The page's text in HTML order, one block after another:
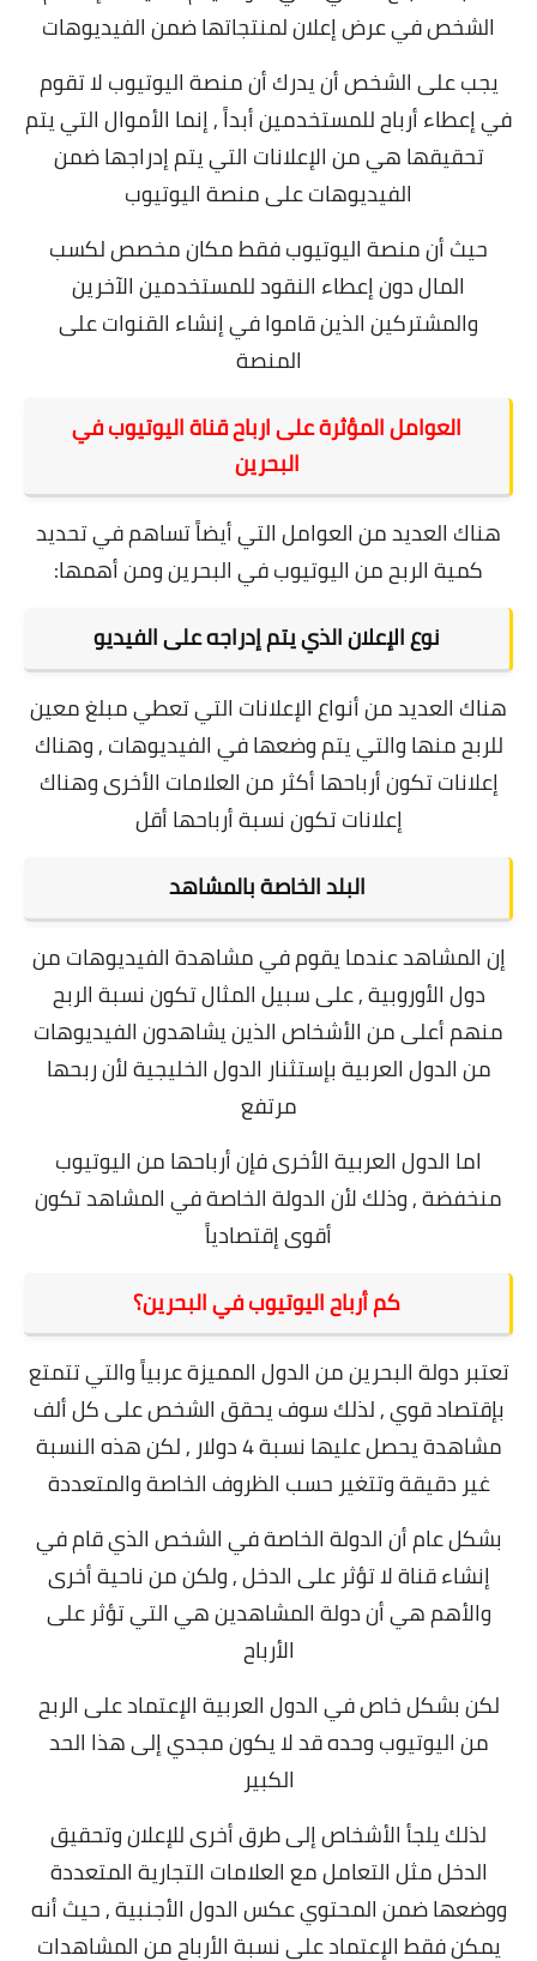
الشخص في عرض إعلان لمنتجاتها ضمن الفيديوهات
يجب على الشخص أن يدرك أن منصة اليوتيوب لا تقوم
في إعطاء أرباح للمستخدمين أبداً , إنما الأموال التي يتم
تحقيقها هي من الإعلانات التي يتم إدراجها ضمن
الفيديوهات على منصة اليوتيوب
حيث أن منصة اليوتيوب فقط مكان مخصص لكسب
المال دون إعطاء النقود للمستخدمين الآخرين
والمشتركين الذين قاموا في إنشاء القنوات على
المنصة
العوامل المؤثرة على ارباح قناة اليوتيوب في
البحرين
هناك العديد من العوامل التي أيضاً تساهم في تحديد
كمية الربح من اليوتيوب في البحرين ومن أهمها:
نوع الإعلان الذي يتم إدراجه على الفيديو
هناك العديد من أنواع الإعلانات التي تعطي مبلغ معين
للربح منها والتي يتم وضعها في الفيديوهات , وهناك
إعلانات تكون أرباحها أكثر من العلامات الأخرى وهناك
إعلانات تكون نسبة أرباحها أقل
البلد الخاصة بالمشاهد
إن المشاهد عندما يقوم في مشاهدة الفيديوهات من
دول الأوروبية , على سبيل المثال تكون نسبة الربح
منهم أعلى من الأشخاص الذين يشاهدون الفيديوهات
من الدول العربية بإستثنار الدول الخليجية لأن ربحها
مرتفع
اما الدول العربية الأخرى فإن أرباحها من اليوتيوب
منخفضة , وذلك لأن الدولة الخاصة في المشاهد تكون
أقوى إقتصادياً
كم أرباح اليوتيوب في البحرين؟
تعتبر دولة البحرين من الدول المميزة عربياً والتي تتمتع
بإقتصاد قوي , لذلك سوف يحقق الشخص على كل ألف
مشاهدة يحصل عليها نسبة 4 دولار , لكن هذه النسبة
غير دقيقة وتتغير حسب الظروف الخاصة والمتعددة
بشكل عام أن الدولة الخاصة في الشخص الذي قام في
إنشاء قناة لا تؤثر على الدخل , ولكن من ناحية أخرى
والأهم هي أن دولة المشاهدين هي التي تؤثر على
الأرباح
لكن بشكل خاص في الدول العربية الإعتماد على الربح
من اليوتيوب وحده قد لا يكون مجدي إلى هذا الحد
الكبير
لذلك يلجأ الأشخاص إلى طرق أخرى للإعلان وتحقيق
الدخل مثل التعامل مع العلامات التجارية المتعددة
ووضعها ضمن المحتوي عكس الدول الأجنبية , حيث أنه
يمكن فقط الإعتماد على نسبة الأرباح من المشاهدات